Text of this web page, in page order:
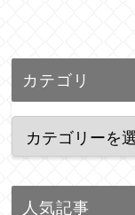
カテゴリ
人気記事